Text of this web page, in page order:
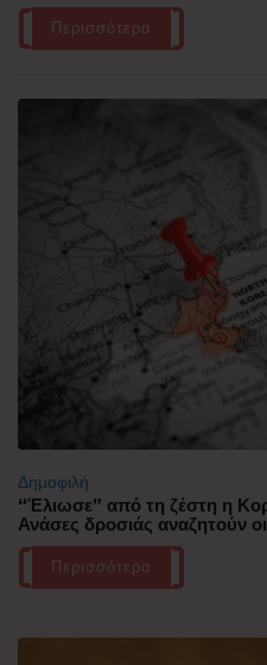
Περισσότερα
Δημοφιλή
“Έλιωσε” από τη ζέστη η
Ανάσες δροσιάς αναζητούν
Περισσότερα